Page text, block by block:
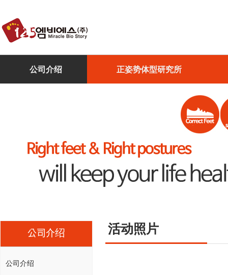
公司介绍 正姿势体型研究所
公司介绍
公司介绍
活动照片